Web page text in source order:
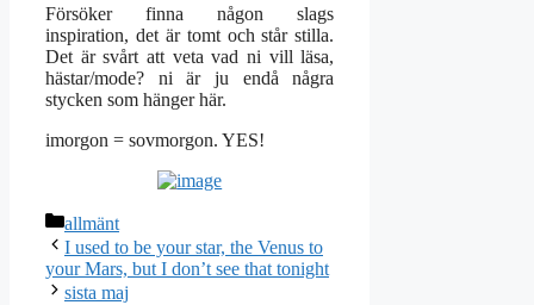
Försöker finna någon slags
inspiration, det är tomt och står stilla.
Det är svårt att veta vad ni vill läsa,
hästar/mode? ni är ju endå några
stycken som hänger här.
imorgon = sovmorgon. YES!
Kategorier
allmänt
I used to be your star, the Venus to
your Mars, but I don’t see that tonight
sista maj